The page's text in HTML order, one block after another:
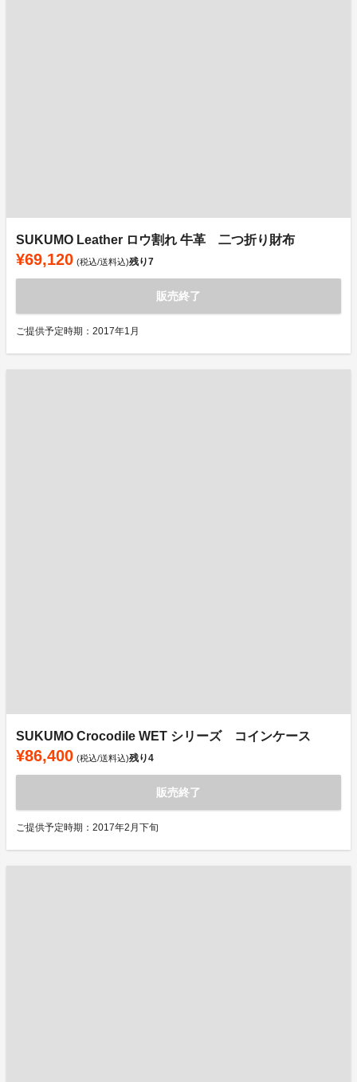
SUKUMO Leather ロウ割れ 牛革 二つ折り財布
¥69,120 (税込/送料込)残り7
販売終了
ご提供予定時期：2017年1月
SUKUMO Crocodile WET シリーズ コインケース
¥86,400 (税込/送料込)残り4
販売終了
ご提供予定時期：2017年2月下旬